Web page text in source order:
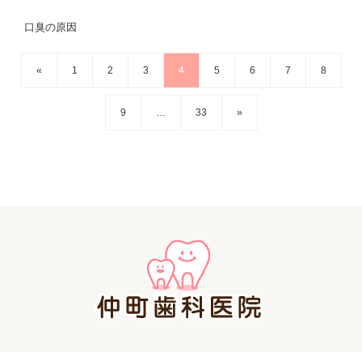
口臭の原因
« 1 2 3 4 5 6 7 8
9 … 33 »